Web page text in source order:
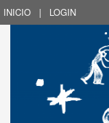
INICIO | LOGIN